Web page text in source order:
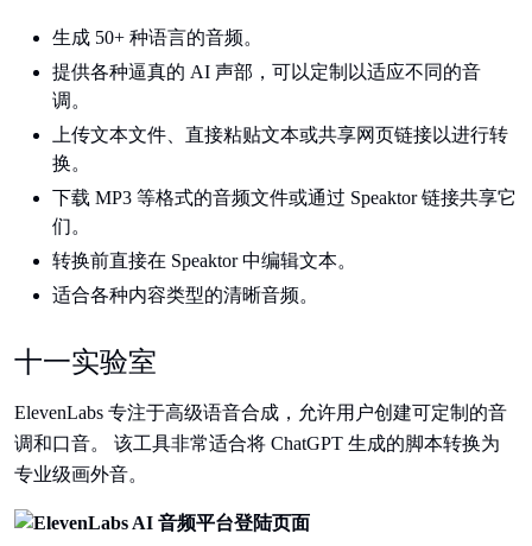
生成 50+ 种语言的音频。
提供各种逼真的 AI 声部，可以定制以适应不同的音
调。
上传文本文件、直接粘贴文本或共享网页链接以进行转
换。
下载 MP3 等格式的音频文件或通过 Speaktor 链接共享它
们。
转换前直接在 Speaktor 中编辑文本。
适合各种内容类型的清晰音频。
十一实验室
ElevenLabs 专注于高级语音合成，允许用户创建可定制的音
调和口音。 该工具非常适合将 ChatGPT 生成的脚本转换为
专业级画外音。